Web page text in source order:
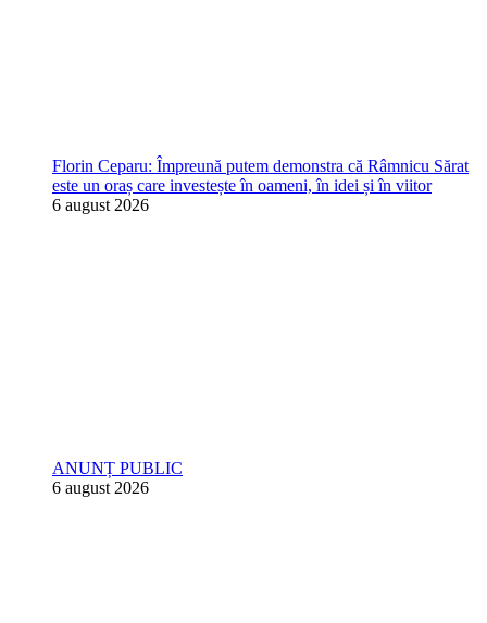
Florin Ceparu: Împreună putem demonstra că Râmnicu Sărat
este un oraș care investește în oameni, în idei și în viitor
6 august 2026
ANUNȚ PUBLIC
6 august 2026